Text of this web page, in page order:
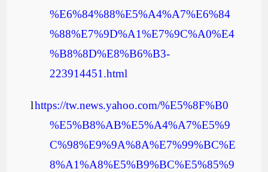
%E6%84%88%E5%A4%A7%E6%84
%88%E7%9D%A1%E7%9C%A0%E4
%B8%8D%E8%B6%B3-
223914451.html
lhttps://tw.news.yahoo.com/%E5%8F%B0
%E5%B8%AB%E5%A4%A7%E5%9
C%98%E9%9A%8A%E7%99%BC%E
8%A1%A8%E5%B9%BC%E5%85%9